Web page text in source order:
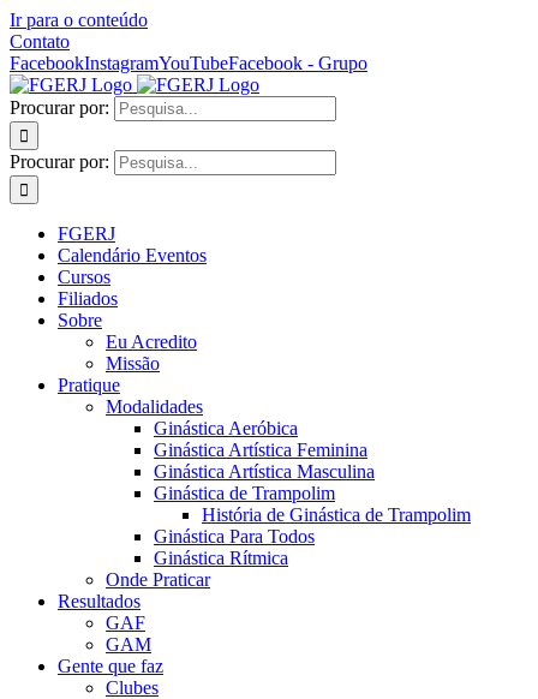
Ir para o conteúdo
Contato
FacebookInstagramYouTubeFacebook - Grupo
Procurar por:
Procurar por:
FGERJ
Calendário Eventos
Cursos
Filiados
Sobre
Eu Acredito
Missão
Pratique
Modalidades
Ginástica Aeróbica
Ginástica Artística Feminina
Ginástica Artística Masculina
Ginástica de Trampolim
História de Ginástica de Trampolim
Ginástica Para Todos
Ginástica Rítmica
Onde Praticar
Resultados
GAF
GAM
Gente que faz
Clubes